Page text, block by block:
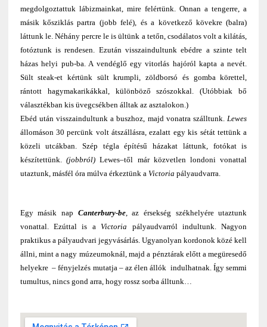
megdolgoztattuk lábizmainkat, mire felértünk. Onnan a tengerre, a
másik kősziklás partra (jobb felé), és a következő kövekre (balra)
láttunk le. Néhány percre le is ültünk a tetőn, csodálatos volt a kilátás,
fotóztunk is rendesen. Ezután visszaindultunk ebédre a szinte telt
házas helyi pub-ba. A vendéglő egy vitorlás hajóról kapta a nevét.
Sült steak-et kértünk sült krumpli, zöldborsó és gomba körettel,
rántott hagymakarikákkal, különböző szószokkal. (Utóbbiak bő
választékban kis üvegcsékben álltak az asztalokon.)
Ebéd után visszaindultunk a buszhoz, majd vonatra szálltunk. Lewes
állomáson 30 percünk volt átszállásra, ezalatt egy kis sétát tettünk a
közeli utcákban. Szép tégla építésű házakat láttunk, fotókat is
készítettünk.
(jobbról)Lewes–től már közvetlen londoni vonattal
utaztunk, másfél óra múlva érkeztünk a Victoria pályaudvarra.
Egy másik nap Canterbury-be, az érsekség székhelyére utaztunk
vonattal. Ezúttal is aVictoria pályaudvarról indultunk. Nagyon
praktikus a pályaudvari jegyvásárlás. Ugyanolyan kordonok közé kell
állni, mint a nagy múzeumoknál, majd a pénztárak előtt a megüresedő
helyekre – fényjelzés mutatja – az élen állók indulhatnak. Így semmi
tumultus, nincs gond arra, hogy rossz sorba álltunk…